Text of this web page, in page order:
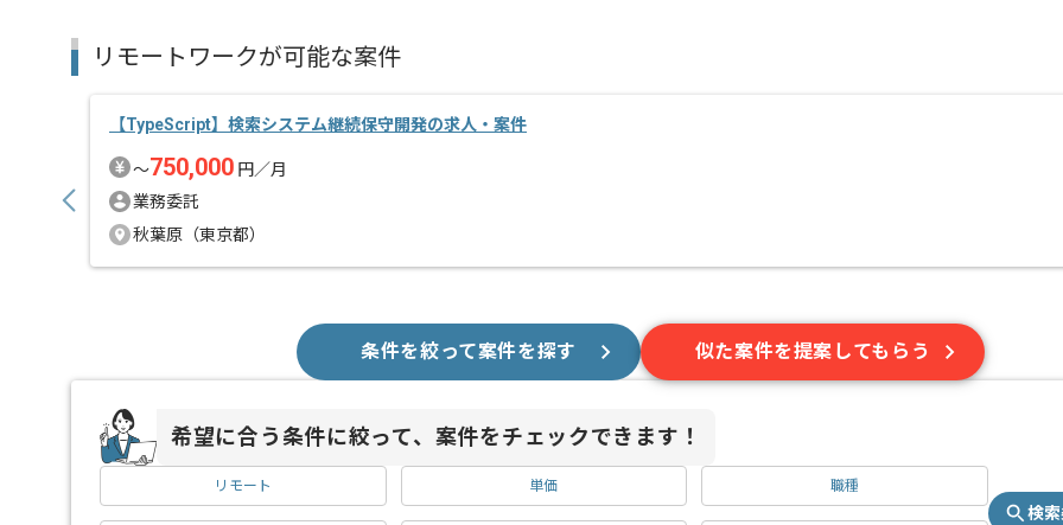
リモートワークが可能な案件
【TypeScript】検索システム継続保守開発の求人・案件
〜750,000 円／月
業務委託
秋葉原（東京都）
条件を絞って案件を探す 似た案件を提案してもらう
希望に合う条件に絞って、案件をチェックできます！
リモート 単価 職種
検